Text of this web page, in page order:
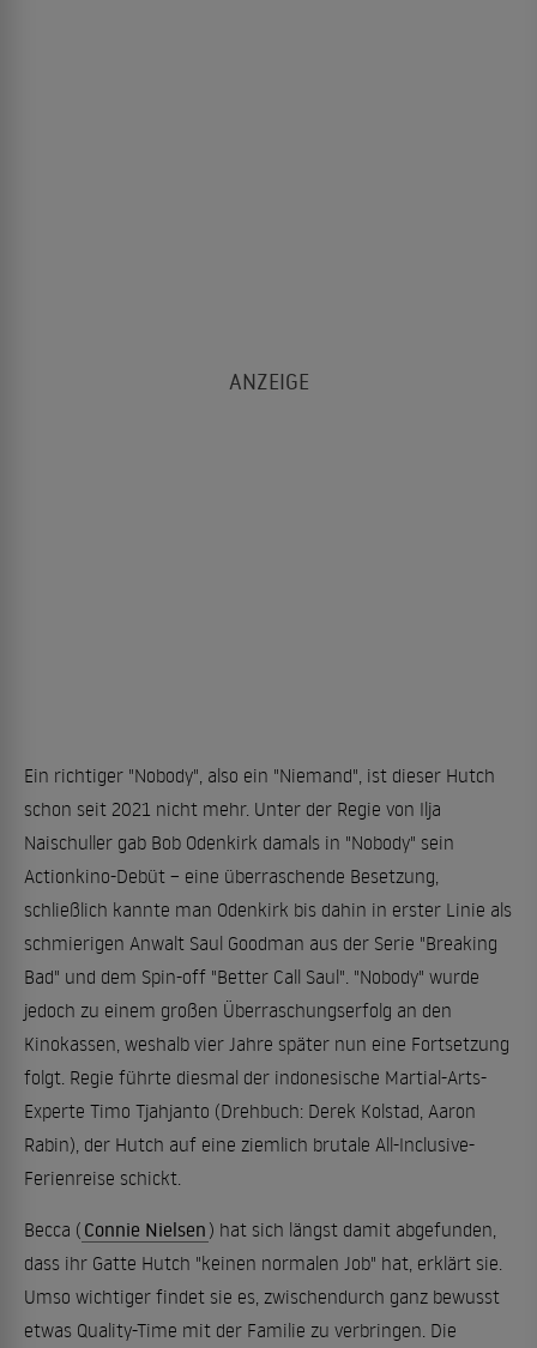
Ein richtiger "Nobody", also ein "Niemand", ist dieser Hutch
schon seit 2021 nicht mehr. Unter der Regie von Ilja
Naischuller gab Bob Odenkirk damals in "Nobody" sein
Actionkino-Debüt – eine überraschende Besetzung,
schließlich kannte man Odenkirk bis dahin in erster Linie als
schmierigen Anwalt Saul Goodman aus der Serie "Breaking
Bad" und dem Spin-off "Better Call Saul". "Nobody" wurde
jedoch zu einem großen Überraschungserfolg an den
Kinokassen, weshalb vier Jahre später nun eine Fortsetzung
folgt. Regie führte diesmal der indonesische Martial-Arts-
Experte Timo Tjahjanto (Drehbuch: Derek Kolstad, Aaron
Rabin), der Hutch auf eine ziemlich brutale All-Inclusive-
Ferienreise schickt.
Becca ( Connie Nielsen ) hat sich längst damit abgefunden,
dass ihr Gatte Hutch "keinen normalen Job" hat, erklärt sie.
Umso wichtiger findet sie es, zwischendurch ganz bewusst
etwas Quality-Time mit der Familie zu verbringen. Die